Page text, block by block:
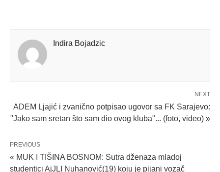
Indira Bojadzic
NEXT
ADEM Ljajić i zvanično potpisao ugovor sa FK Sarajevo:
"Jako sam sretan što sam dio ovog kluba"... (foto, video) »
PREVIOUS
« MUK I TIŠINA BOSNOM: Sutra dženaza mladoj
studentici AjJLI Nuhanović(19) koju je pijani vozač